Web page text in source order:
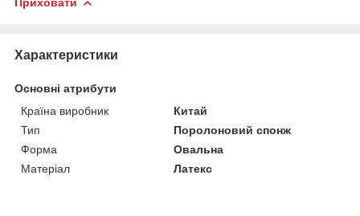
Характеристики
Основні атрибути
Країна виробник
Китай
Тип
Поролоновий спонж
Форма
Овальна
Матеріал
Латекс